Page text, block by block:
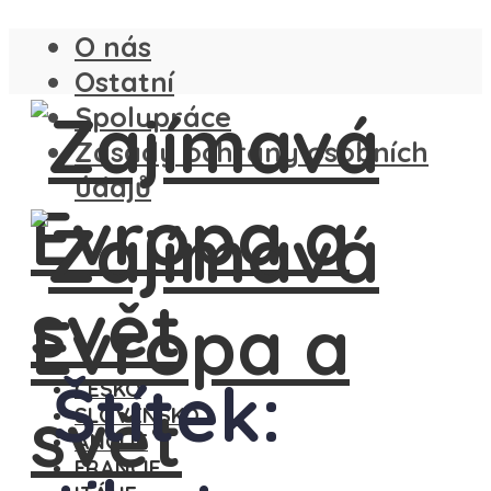
O nás
Ostatní
Spolupráce
Zásady ochrany osobních
údajů
ČESKO
SLOVENSKO
ANGLIE
FRANCIE
Štítek: